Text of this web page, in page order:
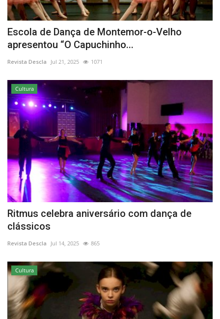
Escola de Dança de Montemor-o-Velho
apresentou “O Capuchinho...
Revista Descla Jul 21, 2025 1071
Cultura
Ritmus celebra aniversário com dança de
clássicos
Revista Descla Jul 14, 2025 865
Cultura